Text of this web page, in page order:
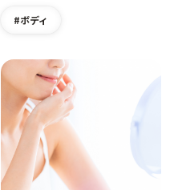
法とは？｜美肌コラム｜ド
インショップ
ボディ